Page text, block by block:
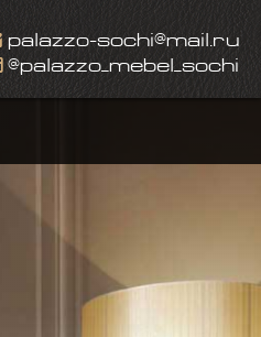
palazzo-sochi@mail.ru
@palazzo_mebel_sochi